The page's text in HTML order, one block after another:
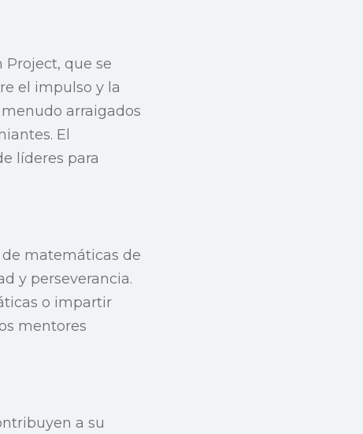
que se
el impulso y la
arraigados
El
líderes para
matemáticas de
y perseverancia.
o impartir
mentores
a su